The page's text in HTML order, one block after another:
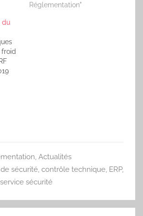
octobre 2023 modifiant
Réglementation"
du
de
, Actualités
sécurité, contrôle technique, ERP,
service sécurité